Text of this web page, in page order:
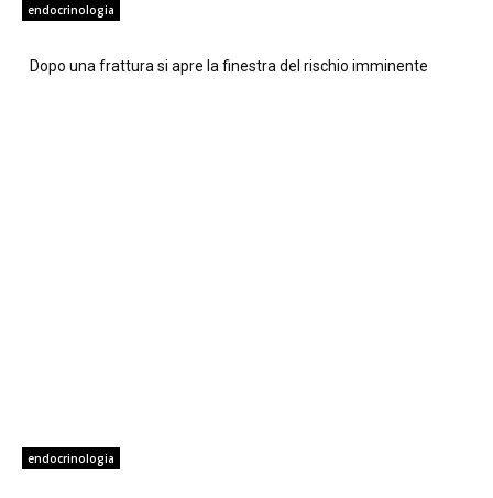
endocrinologia
Dopo una frattura si apre la finestra del rischio imminente
endocrinologia